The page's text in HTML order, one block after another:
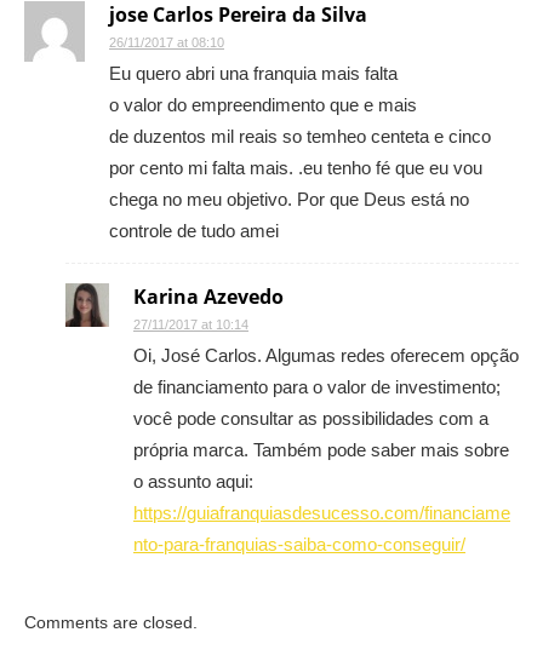
jose Carlos Pereira da Silva
26/11/2017 at 08:10
Eu quero abri una franquia mais falta
o valor do empreendimento que e mais
de duzentos mil reais so temheo centeta e cinco
por cento mi falta mais. .eu tenho fé que eu vou
chega no meu objetivo. Por que Deus está no
controle de tudo amei
Karina Azevedo
27/11/2017 at 10:14
Oi, José Carlos. Algumas redes oferecem opção
de financiamento para o valor de investimento;
você pode consultar as possibilidades com a
própria marca. Também pode saber mais sobre
o assunto aqui:
https://guiafranquiasdesucesso.com/financiame
nto-para-franquias-saiba-como-conseguir/
Comments are closed.